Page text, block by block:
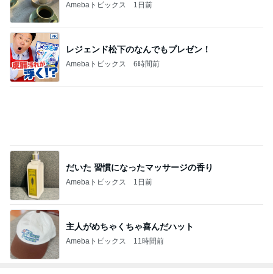
Amebaトピックス 1日前
レジェンド松下のなんでもプレゼン！
Amebaトピックス 6時間前
だいた 習慣になったマッサージの香り
Amebaトピックス 1日前
主人がめちゃくちゃ喜んだハット
Amebaトピックス 11時間前